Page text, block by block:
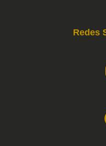
Redes